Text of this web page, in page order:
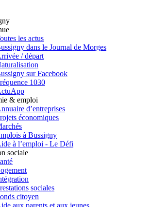
les actus
dans le Journal de Morges
/ départ
sur Facebook
1030
& emploi
d’entreprises
économiques
à Bussigny
à l’emploi - Le Défi
sociale
sociales
citoyen
aux parents et aux jeunes